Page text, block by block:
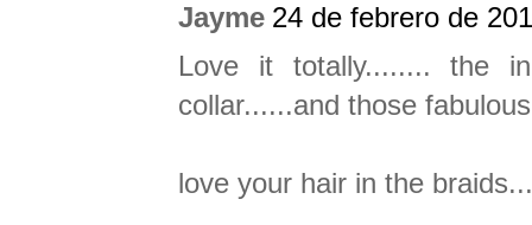
Jayme 24 de febrero de
Love it totally........ the
collar......and those
love your hair in the